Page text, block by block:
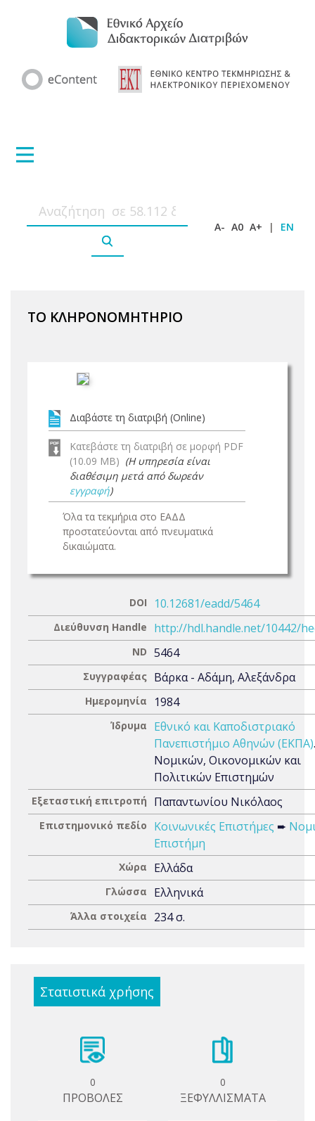
A- A0 A+ | EN
ΤΟ ΚΛΗΡΟΝΟΜΗΤΗΡΙΟ
Διαβάστε τη διατριβή (Online)
Κατεβάστε τη διατριβή σε μορφή PDF
(10.09 MB) (Η υπηρεσία είναι
διαθέσιμη μετά από δωρεάν
εγγραφή)
Όλα τα τεκμήρια στο ΕΑΔΔ
προστατεύονται από πνευματικά
δικαιώματα.
DOI 10.12681/eadd/5464
Διεύθυνση Handle http://hdl.handle.net/10442/
ND 5464
Συγγραφέας Βάρκα - Αδάμη, Αλεξάνδρα
Ημερομηνία 1984
Ίδρυμα
Εθνικό και Καποδιστριακό
Πανεπιστήμιο Αθηνών (ΕΚΠΑ)
Νομικών, Οικονομικών και
Πολιτικών Επιστημών
Εξεταστική επιτροπή Παπαντωνίου Νικόλαος
Επιστημονικό πεδίο Κοινωνικές Επιστήμες ➨
Επιστήμη
Χώρα Ελλάδα
Γλώσσα Ελληνικά
Άλλα στοιχεία 234 σ.
Στατιστικά χρήσης
0
ΠΡΟΒΟΛΕΣ
0
ΞΕΦΥΛΛΙΣΜΑΤΑ